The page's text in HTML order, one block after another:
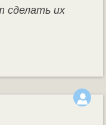
сделать их